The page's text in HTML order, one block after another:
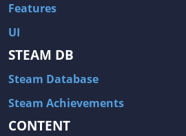
Features
UI
STEAM DB
Steam Database
Steam Achievements
CONTENT